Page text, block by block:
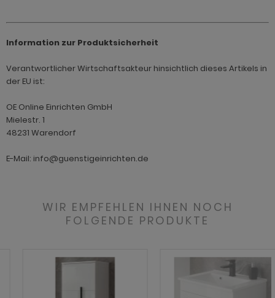
Information zur Produktsicherheit
Verantwortlicher Wirtschaftsakteur hinsichtlich dieses Artikels in
der EU ist:
OE Online Einrichten GmbH
Mielestr. 1
48231 Warendorf
E-Mail: info@guenstigeinrichten.de
WIR EMPFEHLEN IHNEN NOCH
FOLGENDE PRODUKTE
Tyler
Ward